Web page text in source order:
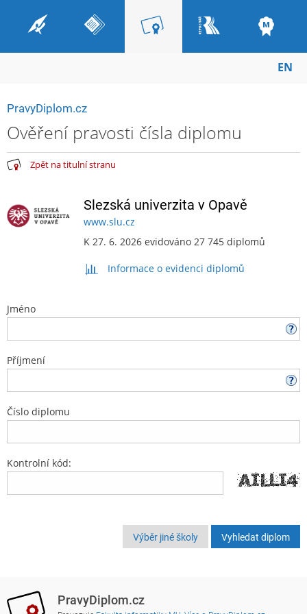
EN
PravyDiplom.cz
Ověření pravosti čísla diplomu
Zpět na titulní stranu
Slezská univerzita v Opavě
www.slu.cz
K 27. 6. 2026 evidováno 27 745 diplomů
Informace o evidenci diplomů
Jméno
Příjmení
Číslo diplomu
Kontrolní kód:
Výběr jiné školy
PravyDiplom.cz